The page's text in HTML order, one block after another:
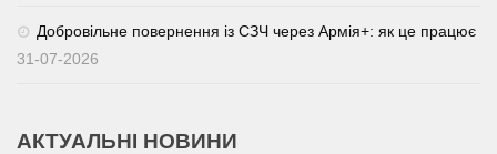
Добровільне повернення із СЗЧ через Армія+: як це працює
31-07-2026
АКТУАЛЬНІ НОВИНИ